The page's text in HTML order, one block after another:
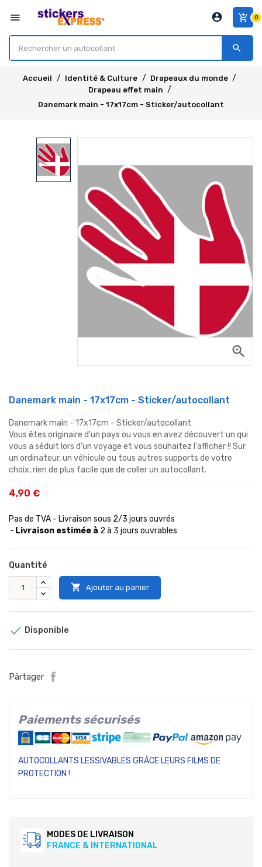
menu add_shopping_cart 0
account_circle
search
Accueil Identité & Culture
Drapeaux du monde
Drapeau effet main
Danemark main - 17x17cm - Sticker/autocollant
zoom_in
Danemark main - 17x17cm - Sticker/autocollant
Danemark main - 17x17cm - Sticker/autocollant
Vous êtes originaire d'un pays ou vous en avez découvert un qui
vous a séduit lors d'un voyage et vous souhaitez l'afficher !! Sur
un ordinateur, un véhicule ou tous autres supports de votre
choix, rien de plus facile que de coller un autocollant.
4,90 €
Pas de TVA - Livraison sous 2/3 jours ouvrés
Livraison estimée à 2 à 3 jours ouvrables
Quantité
 Ajouter au panier
 Disponible
Pärtager
Paiements sécurisés
AUTOCOLLANTS LESSIVABLES GRÂCE LEURS FILMS DE
PROTECTION !
MODES DE LIVRAISON
FRANCE & INTERNATIONAL